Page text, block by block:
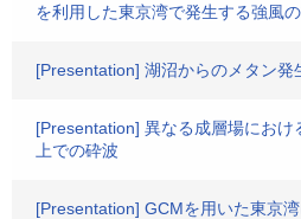
を利用した東京湾で発生する強風
[Presentation] 湖沼からのメタン発
[Presentation] 異なる成層場におけ
上での砕波
[Presentation] GCMを用いた東京